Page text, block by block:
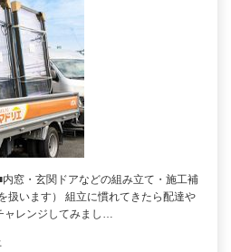
内窓・玄関ドアなどの組み立て・施工補
扱います） 組立に慣れてきたら配達や
ャレンジしてみまし…